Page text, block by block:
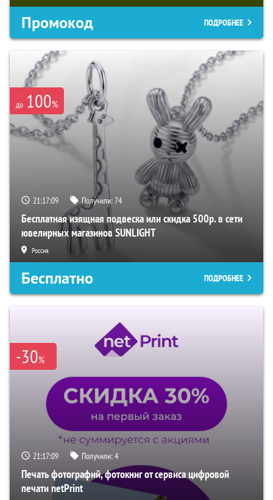
Промокод ПОДРОБНЕЕ
до 100%
21:17:08 Получили:74
Бесплатная изящная подвеска или скидка 500р. в сети
ювелирных магазинов SUNLIGHT
Россия
Бесплатно ПОДРОБНЕЕ
-30%
21:17:08 Получили:4
Печать фотографий, фотокниг от сервиса цифровой
печати netPrint